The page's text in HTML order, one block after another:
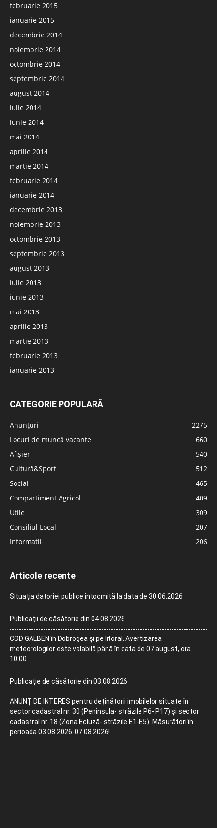
februarie 2015
ianuarie 2015
decembrie 2014
noiembrie 2014
octombrie 2014
septembrie 2014
august 2014
iulie 2014
iunie 2014
mai 2014
aprilie 2014
martie 2014
februarie 2014
ianuarie 2014
decembrie 2013
noiembrie 2013
octombrie 2013
septembrie 2013
august 2013
iulie 2013
iunie 2013
mai 2013
aprilie 2013
martie 2013
februarie 2013
ianuarie 2013
CATEGORIE POPULARĂ
Anunțuri
2275
Locuri de muncă vacante
660
Afișier
540
Cultură&Sport
512
Social
465
Compartiment Agricol
409
Utile
309
Consiliul Local
207
Informatii
206
Articole recente
Situația datoriei publice întocmită la data de 30.06.2026
Publicații de căsătorie din 04.08.2026
COD GALBEN în Dobrogea și pe litoral. Avertizarea
meteorologilor este valabilă până în data de 07 august, ora
10:00
Publicație de căsătorie din 03.08.2026
ANUNȚ DE INTERES pentru deținătorii imobilelor situate în
sector cadastral nr. 30 (Peninsula- străzile P6- P17) și sector
cadastral nr. 18 (Zona Ecluză- străzile E1-E5). Măsurători în
perioada 03.08.2026-07.08.2026!